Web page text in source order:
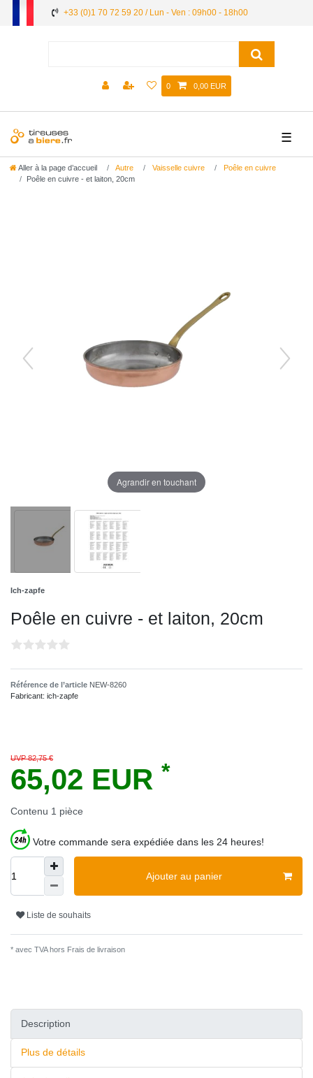
+33 (0)1 70 72 59 20 / Lun - Ven : 09h00 - 18h00
0 0,00 EUR
☰
Aller à la page d’accueil Autre Vaisselle cuivre
Poêle en cuivre
Poêle en cuivre - et laiton, 20cm
Agrandir en touchant
Ich-zapfe
Poêle en cuivre - et laiton, 20cm
Référence de l’article NEW-8260
Fabricant: ich-zapfe
UVP 82,75 €
65,02 EUR *
Contenu 1 pièce
Votre commande sera expédiée dans les 24 heures!
Ajouter au panier
Liste de souhaits
* avec TVA hors Frais de livraison
Description
Plus de détails